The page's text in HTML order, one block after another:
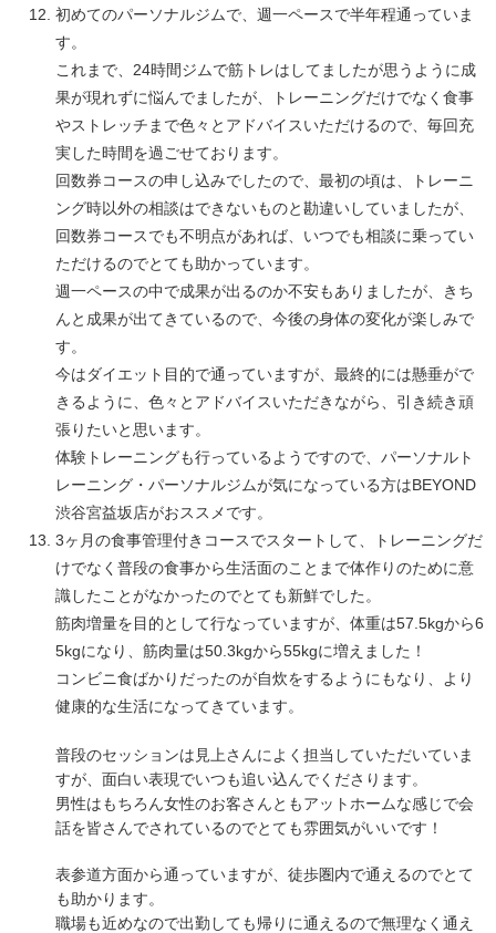
初めてのパーソナルジムで、週一ペースで半年程通っていま
す。
これまで、24時間ジムで筋トレはしてましたが思うように成
果が現れずに悩んでましたが、トレーニングだけでなく食事
やストレッチまで色々とアドバイスいただけるので、毎回充
実した時間を過ごせております。
回数券コースの申し込みでしたので、最初の頃は、トレーニ
ング時以外の相談はできないものと勘違いしていましたが、
回数券コースでも不明点があれば、いつでも相談に乗ってい
ただけるのでとても助かっています。
週一ペースの中で成果が出るのか不安もありましたが、きち
んと成果が出てきているので、今後の身体の変化が楽しみで
す。
今はダイエット目的で通っていますが、最終的には懸垂がで
きるように、色々とアドバイスいただきながら、引き続き頑
張りたいと思います。
体験トレーニングも行っているようですので、パーソナルト
レーニング・パーソナルジムが気になっている方はBEYOND
渋谷宮益坂店がおススメです。
3ヶ月の食事管理付きコースでスタートして、トレーニングだ
けでなく普段の食事から生活面のことまで体作りのために意
識したことがなかったのでとても新鮮でした。
筋肉増量を目的として行なっていますが、体重は57.5kgから6
5kgになり、筋肉量は50.3kgから55kgに増えました！
コンビニ食ばかりだったのが自炊をするようにもなり、より
健康的な生活になってきています。
普段のセッションは見上さんによく担当していただいていま
すが、面白い表現でいつも追い込んでくださります。
男性はもちろん女性のお客さんともアットホームな感じで会
話を皆さんでされているのでとても雰囲気がいいです！
表参道方面から通っていますが、徒歩圏内で通えるのでとて
も助かります。
職場も近めなので出勤しても帰りに通えるので無理なく通え